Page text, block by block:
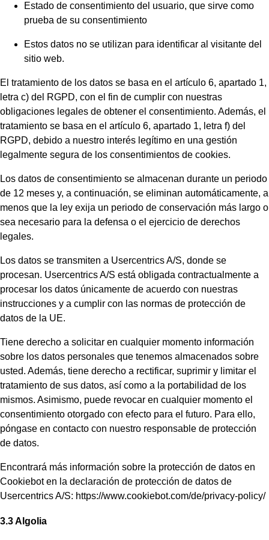
Estado de consentimiento del usuario, que sirve como
prueba de su consentimiento
Estos datos no se utilizan para identificar al visitante del
sitio web.
El tratamiento de los datos se basa en el artículo 6, apartado 1,
letra c) del RGPD, con el fin de cumplir con nuestras
obligaciones legales de obtener el consentimiento. Además, el
tratamiento se basa en el artículo 6, apartado 1, letra f) del
RGPD, debido a nuestro interés legítimo en una gestión
legalmente segura de los consentimientos de cookies.
Los datos de consentimiento se almacenan durante un periodo
de 12 meses y, a continuación, se eliminan automáticamente, a
menos que la ley exija un periodo de conservación más largo o
sea necesario para la defensa o el ejercicio de derechos
legales.
Los datos se transmiten a Usercentrics A/S, donde se
procesan. Usercentrics A/S está obligada contractualmente a
procesar los datos únicamente de acuerdo con nuestras
instrucciones y a cumplir con las normas de protección de
datos de la UE.
Tiene derecho a solicitar en cualquier momento información
sobre los datos personales que tenemos almacenados sobre
usted. Además, tiene derecho a rectificar, suprimir y limitar el
tratamiento de sus datos, así como a la portabilidad de los
mismos. Asimismo, puede revocar en cualquier momento el
consentimiento otorgado con efecto para el futuro. Para ello,
póngase en contacto con nuestro responsable de protección
de datos.
Encontrará más información sobre la protección de datos en
Cookiebot en la declaración de protección de datos de
Usercentrics A/S: https://www.cookiebot.com/de/privacy-policy/
3.3 Algolia